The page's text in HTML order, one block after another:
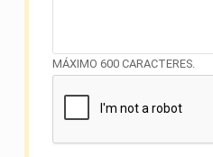
MÁXIMO 600 CARACTERES.